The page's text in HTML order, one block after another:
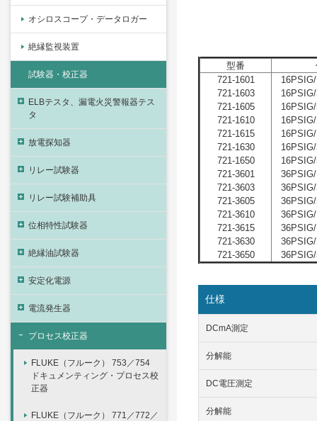
オシロスコープ・データロガー
絶縁監視装置
試験器・校正器
ELBテスタ、漏電火災警報器テス
タ
放電探知器
リレー試験器
リレー試験補助具
位相特性試験器
絶縁油試験器
安定化電源
電流発生器
プロセス校正器
FLUKE（フルーク） 753／754
ドキュメンティング・プロセス校
正器
FLUKE（フルーク） 771／772／
型番
721-1601
721-1603
721-1605
721-1610
721-1615
721-1630
721-1650
721-3601
721-3603
721-3605
721-3610
721-3615
721-3630
721-3650
16PSIG/
16PSIG/
16PSIG/
16PSIG/
16PSIG/
16PSIG/
16PSIG/
36PSIG/
36PSIG/
36PSIG/
36PSIG/
36PSIG/
36PSIG/
36PSIG/
仕様
DCmA測定
分解能
DC電圧測定
分解能